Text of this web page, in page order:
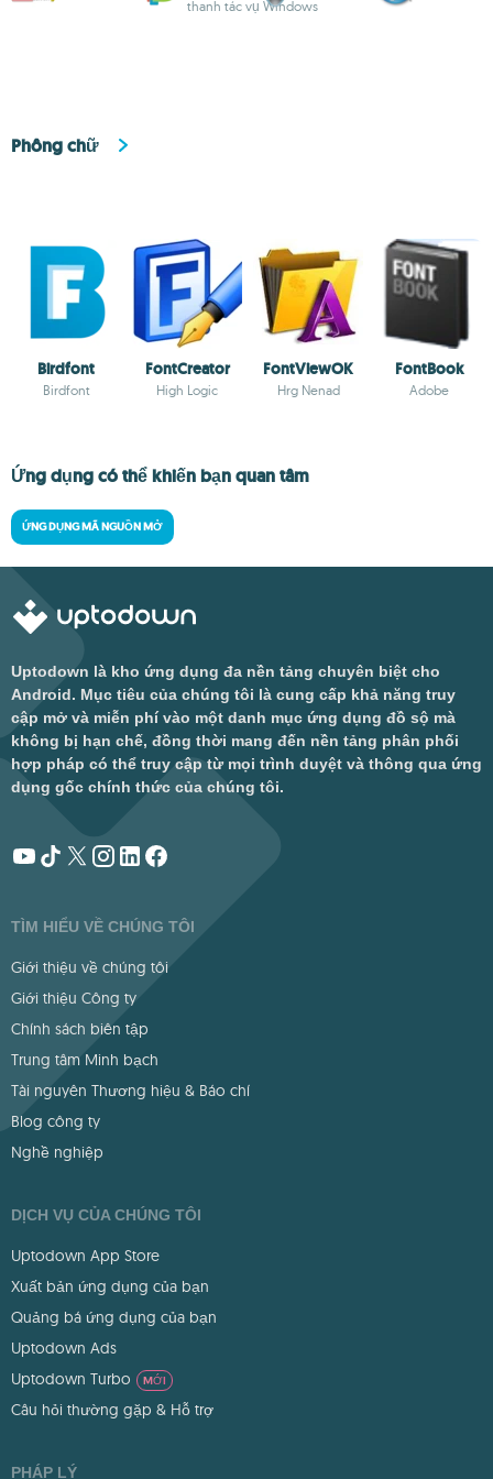
thanh tác vụ Windows
Phông chữ
Birdfont
Birdfont
FontCreator
High Logic
FontViewOK
Hrg Nenad
FontBook
Adobe
Ứng dụng có thể khiến bạn quan tâm
ỨNG DỤNG MÃ NGUỒN MỞ
Uptodown là kho ứng dụng đa nền tảng chuyên biệt cho
Android. Mục tiêu của chúng tôi là cung cấp khả năng truy
cập mở và miễn phí vào một danh mục ứng dụng đồ sộ mà
không bị hạn chế, đồng thời mang đến nền tảng phân phối
hợp pháp có thể truy cập từ mọi trình duyệt và thông qua ứng
dụng gốc chính thức của chúng tôi.
TÌM HIỂU VỀ CHÚNG TÔI
Giới thiệu về chúng tôi
Giới thiệu Công ty
Chính sách biên tập
Trung tâm Minh bạch
Tài nguyên Thương hiệu & Báo chí
Blog công ty
Nghề nghiệp
DỊCH VỤ CỦA CHÚNG TÔI
Uptodown App Store
Xuất bản ứng dụng của bạn
Quảng bá ứng dụng của bạn
Uptodown Ads
Uptodown Turbo
MỚI
Câu hỏi thường gặp & Hỗ trợ
PHÁP LÝ